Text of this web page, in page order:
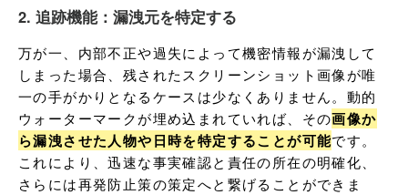
2. 追跡機能：漏洩元を特定する
万が一、内部不正や過失によって機密情報が漏洩して
しまった場合、残されたスクリーンショット画像が唯
一の手がかりとなるケースは少なくありません。動的
ウォーターマークが埋め込まれていれば、その画像か
ら漏洩させた人物や日時を特定することが可能です。
これにより、迅速な事実確認と責任の所在の明確化、
さらには再発防止策の策定へと繋げることができま